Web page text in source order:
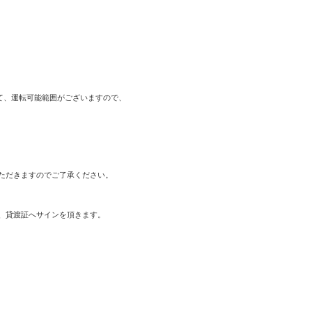
運転可能範囲がございますので、
きますのでご了承ください。
渡証へサインを頂きます。